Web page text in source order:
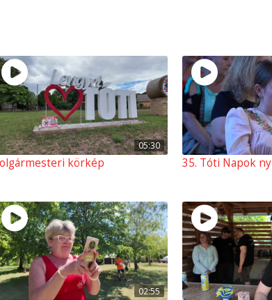
05:30
körkép 35. Tóti Napok
02:55